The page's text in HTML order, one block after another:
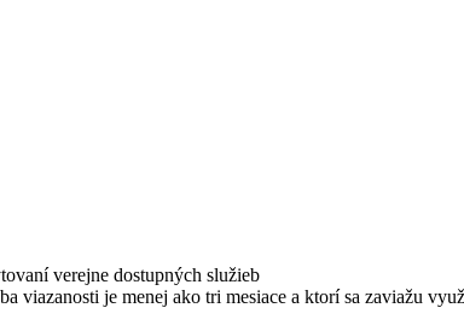
verejne dostupných služieb
viazanosti je menej ako tri mesiace a ktorí sa zaviažu